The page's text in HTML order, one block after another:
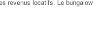
revenus locatifs. Le bungalow